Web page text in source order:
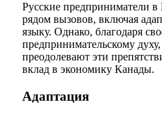
Русские предприниматели в
рядом вызовов, включая
языку. Однако, благодаря
предпринимательскому
преодолевают эти
вклад в экономику Канады.
Адаптация